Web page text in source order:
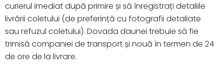
curierul imediat după primire și să înregistrați detaliile
livrării coletului (de preferință cu fotografii detaliate
sau refuzul coletului). Dovada daunei trebuie să fie
trimisă companiei de transport și nouă în termen de 24
de ore de la livrare.